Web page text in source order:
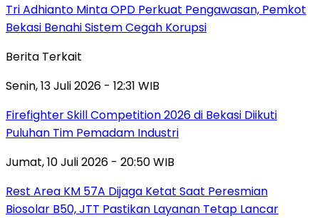
Tri Adhianto Minta OPD Perkuat Pengawasan, Pemkot
Bekasi Benahi Sistem Cegah Korupsi
Berita Terkait
Senin, 13 Juli 2026 - 12:31 WIB
Firefighter Skill Competition 2026 di Bekasi Diikuti
Puluhan Tim Pemadam Industri
Jumat, 10 Juli 2026 - 20:50 WIB
Rest Area KM 57A Dijaga Ketat Saat Peresmian
Biosolar B50, JTT Pastikan Layanan Tetap Lancar